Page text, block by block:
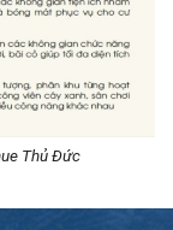
Thủ Đức